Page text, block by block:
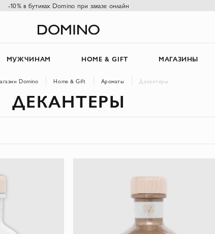
-10% в бутиках Domino при заказе онлайн
МУЖЧИНАМ HOME & GIFT МАГАЗИНЫ
Domino Home & Gift Ароматы Декантеры
ДЕКАНТЕРЫ